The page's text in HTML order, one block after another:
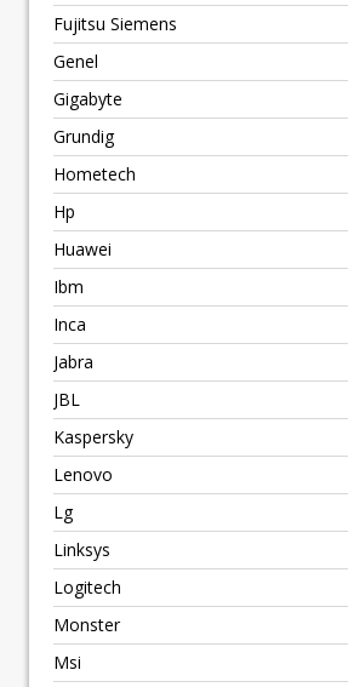
Fujitsu Siemens
Genel
Gigabyte
Grundig
Hometech
Hp
Huawei
Ibm
Inca
Jabra
JBL
Kaspersky
Lenovo
Lg
Linksys
Logitech
Monster
Msi